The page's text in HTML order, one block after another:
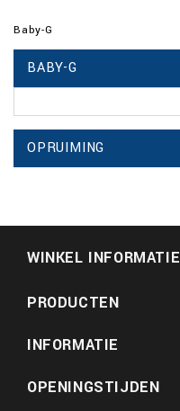
Baby-G
BABY-G
OPRUIMING
WINKEL INFORMATIE
PRODUCTEN
INFORMATIE
OPENINGSTIJDEN